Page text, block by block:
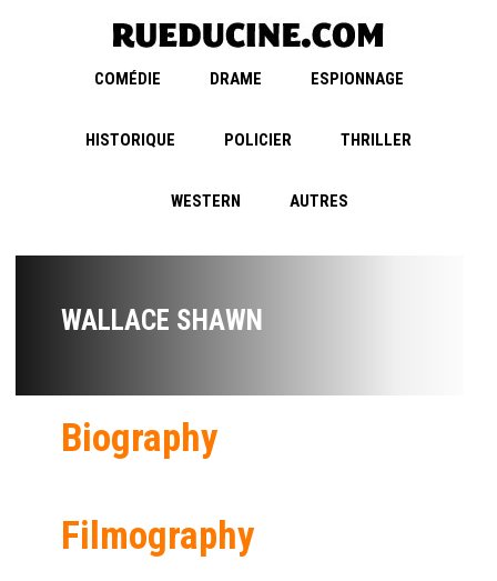
COMÉDIE DRAME ESPIONNAGE
HISTORIQUE POLICIER THRILLER
WESTERN AUTRES
WALLACE SHAWN
Biography
Filmography